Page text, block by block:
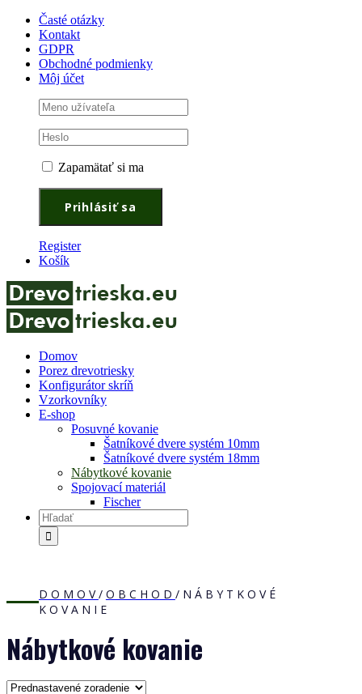
Časté otázky
Kontakt
GDPR
Obchodné podmienky
Môj účet
Zapamätať si ma
Register
Košík
Domov
Porez drevotriesky
Konfigurátor skríň
Vzorkovníky
E-shop
Posuvné kovanie
Šatníkové dvere systém 10mm
Šatníkové dvere systém 18mm
Nábytkové kovanie
Spojovací materiál
Fischer
Nábytkové kovanie
DOMOV/ OBCHOD / NÁBYTKOVÉ
KOVANIE